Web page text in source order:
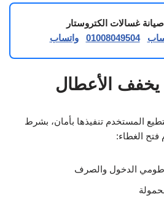
غسالات الكتروستار
01008049504 واتساب
يخفف الأعطال
المستخدم تنفيذها بأمان، بشرط
فتح الغطاء:
الدخول والصرف